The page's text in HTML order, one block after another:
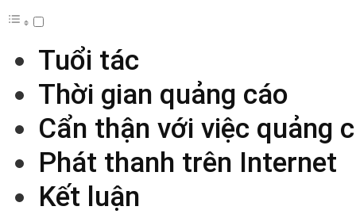
Tuổi tác
Thời gian quảng cáo
Cẩn thận với việc quảng
Phát thanh trên Internet
Kết luận